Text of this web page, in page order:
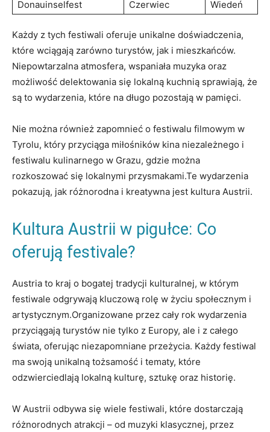
Donauinselfest Czerwiec Wiedeń
Każdy z tych festiwali ⁤oferuje unikalne‌ doświadczenia,
które wciągają zarówno turystów, jak i mieszkańców.⁢
Niepowtarzalna atmosfera, wspaniała muzyka oraz
możliwość delektowania ⁣się ​lokalną kuchnią sprawiają,‍ że
są to wydarzenia, które na długo pozostają w⁤ pamięci.
Nie można⁢ również zapomnieć​ o‌ festiwalu filmowym w
Tyrolu, który przyciąga miłośników​ kina niezależnego i
festiwalu kulinarnego w Grazu, gdzie można
rozkoszować się lokalnymi przysmakami.Te wydarzenia
pokazują, jak różnorodna i kreatywna jest kultura Austrii.
Kultura Austrii⁢ w pigułce: Co
oferują ⁢festivale?
Austria to kraj o bogatej tradycji kulturalnej, w którym
festiwale odgrywają kluczową rolę w ‍życiu społecznym i
artystycznym.Organizowane przez cały rok wydarzenia
przyciągają ‍turystów nie tylko z Europy, ale ⁣i z całego
świata, oferując niezapomniane przeżycia. Każdy festiwal
ma swoją unikalną⁢ tożsamość ⁢i tematy, które
odzwierciedlają lokalną kulturę, sztukę ‍oraz historię.
W Austrii ⁣odbywa się ‍wiele festiwali, ‌które dostarczają
różnorodnych atrakcji – od muzyki klasycznej, przez